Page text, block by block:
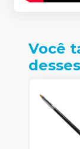
Você
desses